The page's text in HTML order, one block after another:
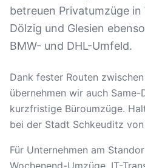
betreuen Privatumzüge
Dölzig und Glesien
BMW- und DHL-Umfeld.
Dank fester Routen
übernehmen wir auch
kurzfristige Büroumzüge.
bei der Stadt Schkeuditz
Für Unternehmen am
Wochenend-Umzüge, IT-